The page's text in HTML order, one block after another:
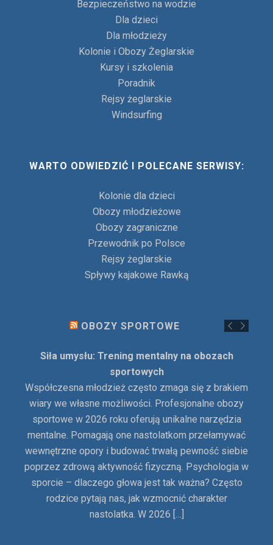
Bezpieczeństwo na wodzie
Dla dzieci
Dla młodzieży
Kolonie i Obozy Żeglarskie
Kursy i szkolenia
Poradnik
Rejsy żeglarskie
Windsurfing
WARTO ODWIEDZIĆ I POLECANE SERWISY:
Kolonie dla dzieci
Obozy młodzieżowe
Obozy zagraniczne
Przewodnik po Polsce
Rejsy żeglarskie
Spływy kajakowe Rawką
OBOZY SPORTOWE
Siła umysłu: Trening mentalny na obozach
sportowych
Współczesna młodzież często zmaga się z brakiem
wiary we własne możliwości. Profesjonalne obozy
sportowe w 2026 roku oferują unikalne narzędzia
mentalne. Pomagają one nastolatkom przełamywać
wewnętrzne opory i budować trwałą pewność siebie
poprzez zdrową aktywność fizyczną. Psychologia w
sporcie – dlaczego głowa jest tak ważna? Często
rodzice pytają nas, jak wzmocnić charakter
nastolatka. W 2026 […]